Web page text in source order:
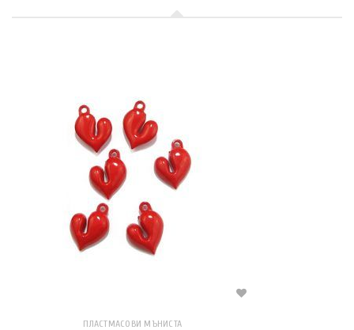
ПЛАСТМАСОВИ МЪНИСТА